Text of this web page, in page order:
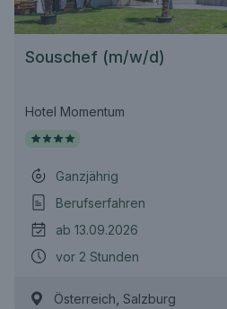
Souschef (m/w/d)
Hotel Momentum
Ganzjährig
Berufserfahren
ab 13.09.2026
vor 2 Stunden
Österreich, Salzburg